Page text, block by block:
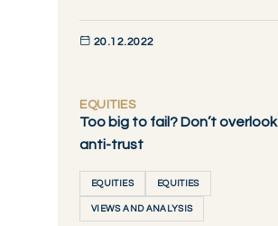
20.12.2022
EQUITIES
Too big to fail? Don’t overlook
anti-trust
EQUITIES EQUITIES
VIEWS AND ANALYSIS